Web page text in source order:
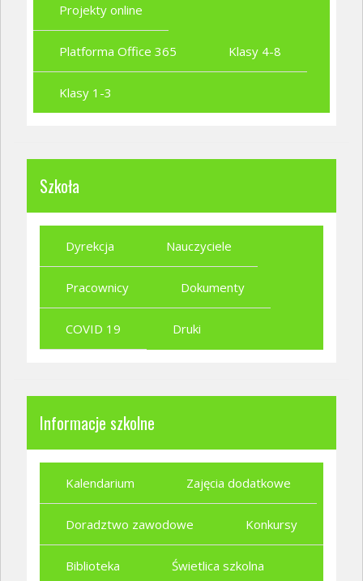
Projekty online
Platforma Office 365 Klasy 4-8
Klasy 1-3
Szkoła
Dyrekcja Nauczyciele
Pracownicy Dokumenty
COVID 19 Druki
Informacje szkolne
Kalendarium Zajęcia dodatkowe
Doradztwo zawodowe Konkursy
Biblioteka Świetlica szkolna